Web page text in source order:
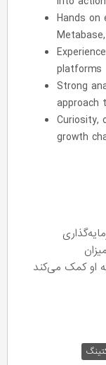
Hands on
platforms
Strong
approach
Curiosity,
growth
او کمک می‌کند